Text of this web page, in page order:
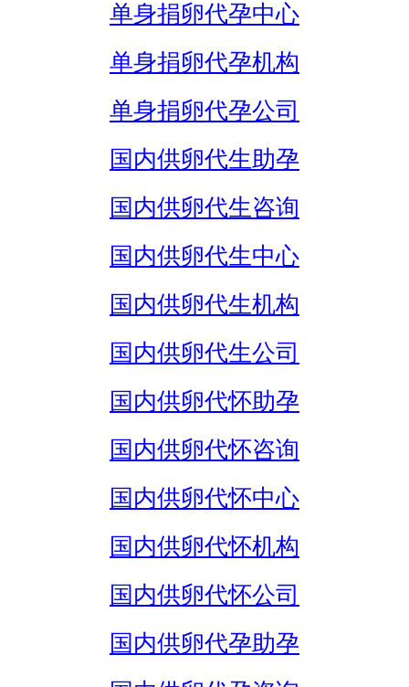
单身捐卵代孕中心
单身捐卵代孕机构
单身捐卵代孕公司
国内供卵代生助孕
国内供卵代生咨询
国内供卵代生中心
国内供卵代生机构
国内供卵代生公司
国内供卵代怀助孕
国内供卵代怀咨询
国内供卵代怀中心
国内供卵代怀机构
国内供卵代怀公司
国内供卵代孕助孕